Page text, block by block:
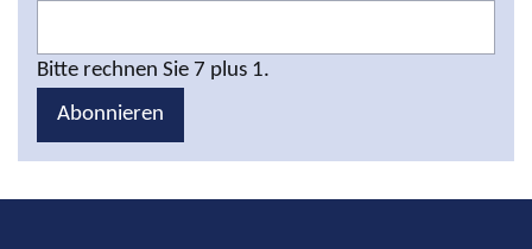
Bitte rechnen Sie 7 plus 1.
Abonnieren